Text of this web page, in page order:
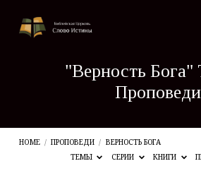
"Верность Бога"
Проповеди
HOME / ПРОПОВЕДИ / ВЕРНОСТЬ БОГА
ТЕМЫ
СЕРИИ КНИГИ